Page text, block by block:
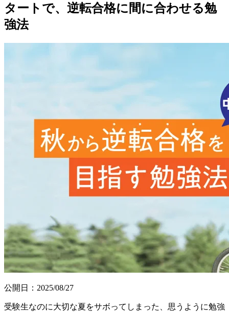
タートで、逆転合格に間に合わせる勉
強法
公開日： 2025/08/27
受験生なのに大切な夏をサボってしまった、思うように勉強